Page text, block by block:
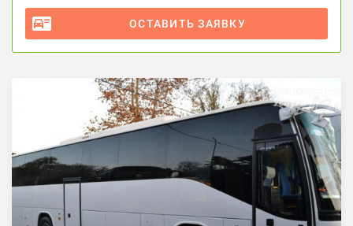
ОСТАВИТЬ ЗАЯВКУ